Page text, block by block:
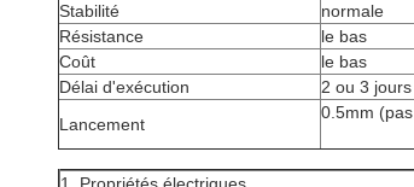
Stabilité
normale
Résistance
le bas
Coût
le bas
Délai d'exécution
2 ou 3 jours
Lancement
0.5mm